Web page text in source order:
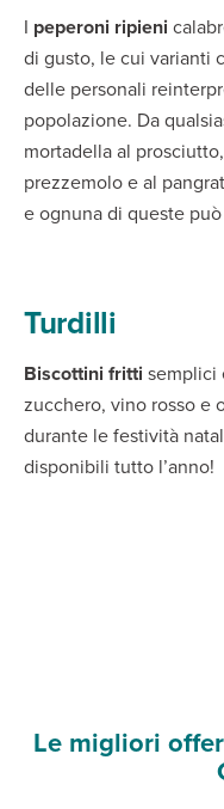
I peperoni ripieni
di gusto, le cui varianti
delle personali
popolazione. Da
mortadella al
prezzemolo e al
e ognuna di queste
Turdilli
Biscottini fritti semplici
zucchero, vino rosso e
durante le festività
disponibili tutto l’anno!
Le migliori